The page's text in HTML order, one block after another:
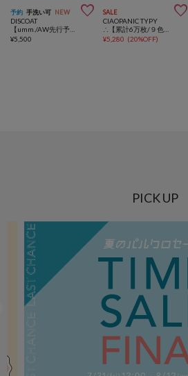
予約 手洗い可 NEW 
DISCOAT
¥5,500
SALE 
CIAOPANIC TYPY
¥5,280 (20%OFF)
PICK UP